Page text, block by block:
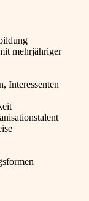
mehrjähriger
Interessenten